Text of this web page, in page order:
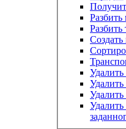
Разбить
Разбить